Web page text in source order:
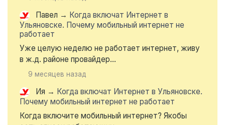
Павел → Когда включат Интернет в
Ульяновске. Почему мобильный интернет не
работает
Уже целую неделю не работает интернет, живу
в ж.д. районе провайдер...
9 месяцев назад
Ия → Когда включат Интернет в Ульяновске.
Почему мобильный интернет не работает
Когда включите мобильный интернет? Якобы